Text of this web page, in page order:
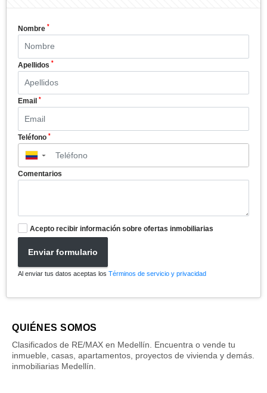
Nombre *
Apellidos *
Email *
Teléfono *
▼
Comentarios
Acepto recibir información sobre ofertas inmobiliarias
Enviar formulario
Al enviar tus datos aceptas los Términos de servicio y privacidad
QUIÉNES SOMOS
Clasificados de RE/MAX en Medellín. Encuentra o vende tu
inmueble, casas, apartamentos, proyectos de vivienda y demás.
inmobiliarias Medellín.